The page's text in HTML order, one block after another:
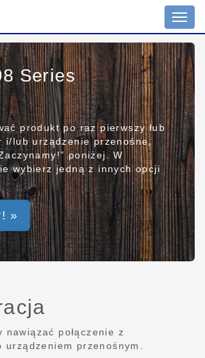
Series
produkt po raz pierwszy lub
i/lub urządzenie przenośne,
poniżej. W
wybierz jedną z innych opcji
»
połączenie z
urządzeniem przenośnym.